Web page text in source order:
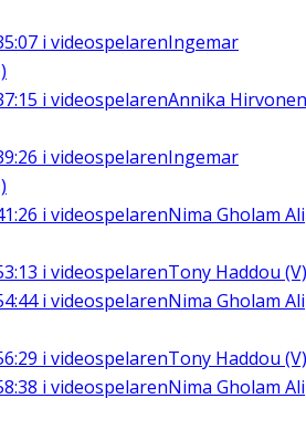
i videospelarenIngemar
i videospelarenAnnika Hirvonen
i videospelarenIngemar
i videospelarenNima Gholam Ali
i videospelarenTony Haddou (V)
i videospelarenNima Gholam Ali
i videospelarenTony Haddou (V)
i videospelarenNima Gholam Ali